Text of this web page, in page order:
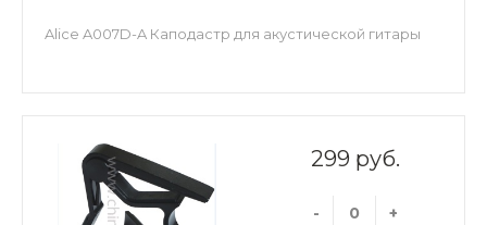
Alice A007D-A Каподастр для акустической гитары
299 руб.
- +